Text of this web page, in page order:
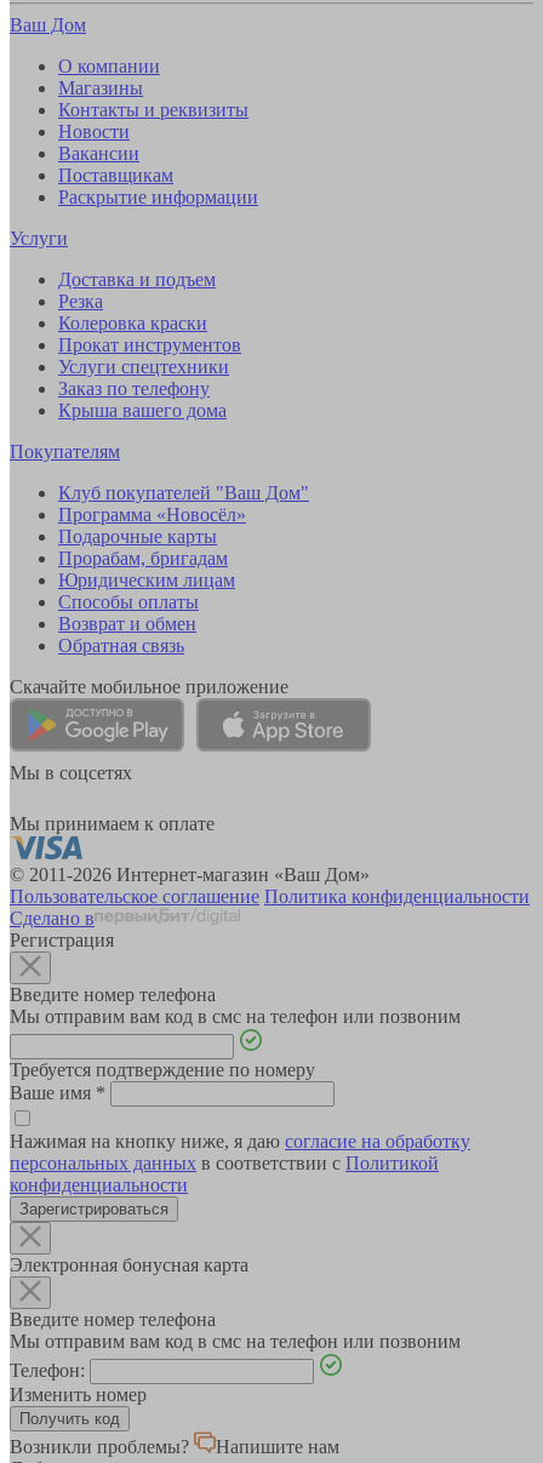
Ваш Дом
О компании
Магазины
Контакты и реквизиты
Новости
Вакансии
Поставщикам
Раскрытие информации
Услуги
Доставка и подъем
Резка
Колеровка краски
Прокат инструментов
Услуги спецтехники
Заказ по телефону
Крыша вашего дома
Покупателям
Клуб покупателей "Ваш Дом"
Программа «Новосёл»
Подарочные карты
Прорабам, бригадам
Юридическим лицам
Способы оплаты
Возврат и обмен
Обратная связь
Скачайте мобильное приложение
Мы в соцсетях
Мы принимаем к оплате
© 2011-2026 Интернет-магазин «Ваш Дом»
Пользовательское соглашение Политика конфиденциальности
Сделано в
Регистрация
Введите номер телефона
Мы отправим вам код в смс на телефон или позвоним
Требуется подтверждение по номеру
Ваше имя *
Нажимая на кнопку ниже, я даю согласие на обработку
персональных данных в соответствии с Политикой
конфиденциальности
Зарегистрироваться
Электронная бонусная карта
Введите номер телефона
Мы отправим вам код в смс на телефон или позвоним
Телефон:
Изменить номер
Возникли проблемы?
Напишите нам